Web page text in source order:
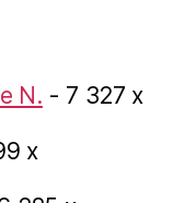
N. - 7 327 x
x